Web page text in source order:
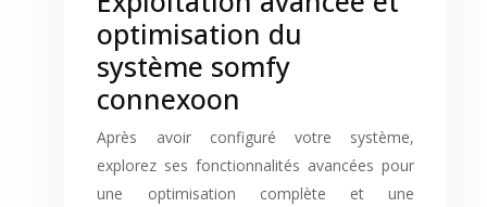
optimisation du
système somfy
connexoon
Après avoir configuré votre système,
explorez ses fonctionnalités avancées pour
une optimisation complète et une